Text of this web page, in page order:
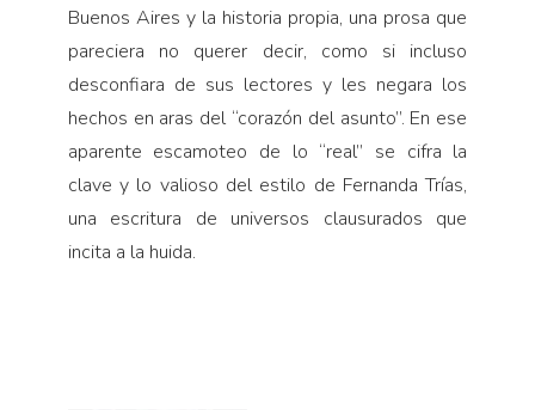
Buenos Aires y la historia propia, una prosa que
pareciera no querer decir, como si incluso
desconfiara de sus lectores y les negara los
hechos en aras del “corazón del asunto”. En ese
aparente escamoteo de lo “real” se cifra la
clave y lo valioso del estilo de Fernanda Trías,
una escritura de universos clausurados que
incita a la huida.